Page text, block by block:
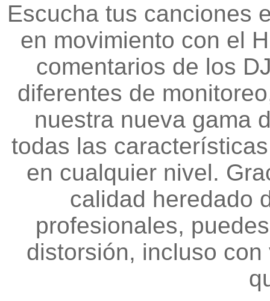
Escucha tus canciones
en movimiento con el
comentarios de los
diferentes de
nuestra nueva gama
todas las
en cualquier nivel.
calidad heredado
profesionales,
distorsión, incluso